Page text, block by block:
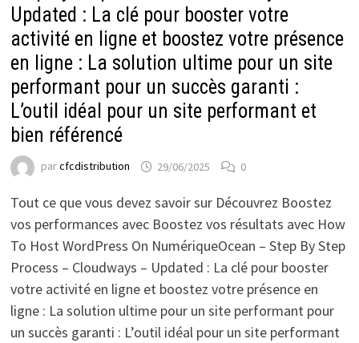
Updated : La clé pour booster votre
activité en ligne et boostez votre présence
en ligne : La solution ultime pour un site
performant pour un succès garanti :
L’outil idéal pour un site performant et
bien référencé
parcfcdistribution 29/06/2025 0
Tout ce que vous devez savoir sur Découvrez Boostez
vos performances avec Boostez vos résultats avec How
To Host WordPress On NumériqueOcean – Step By Step
Process – Cloudways – Updated : La clé pour booster
votre activité en ligne et boostez votre présence en
ligne : La solution ultime pour un site performant pour
un succès garanti : L’outil idéal pour un site performant